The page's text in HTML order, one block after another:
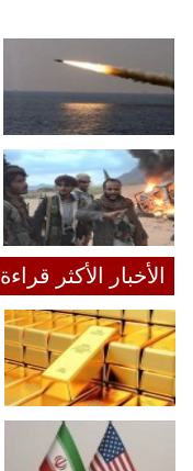
الأخبار الأكثر قراءة